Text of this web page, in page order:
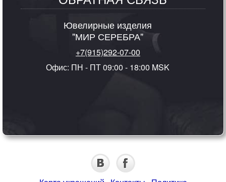
Ювелирные изделия
"МИР СЕРЕБРА"
+7(915)292-07-00
Офис: ПН - ПТ 09:00 - 18:00 MSK